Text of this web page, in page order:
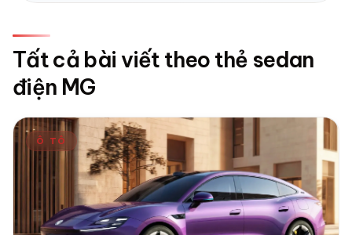
Tất cả bài viết theo thẻ sedan
điện MG
Ô TÔ